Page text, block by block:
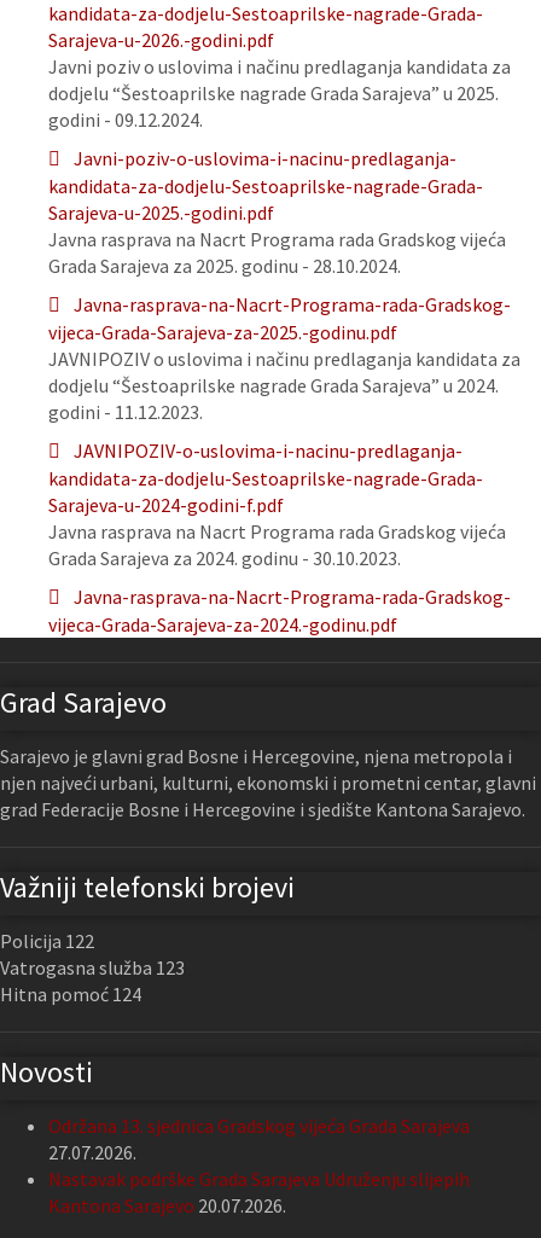
kandidata-za-dodjelu-Sestoaprilske-nagrade-Grada-
Sarajeva-u-2026.-godini.pdf
Javni poziv o uslovima i načinu predlaganja kandidata za
dodjelu “Šestoaprilske nagrade Grada Sarajeva” u 2025.
godini - 09.12.2024.
Javni-poziv-o-uslovima-i-nacinu-predlaganja-
kandidata-za-dodjelu-Sestoaprilske-nagrade-Grada-
Sarajeva-u-2025.-godini.pdf
Javna rasprava na Nacrt Programa rada Gradskog vijeća
Grada Sarajeva za 2025. godinu - 28.10.2024.
Javna-rasprava-na-Nacrt-Programa-rada-Gradskog-
vijeca-Grada-Sarajeva-za-2025.-godinu.pdf
JAVNIPOZIV o uslovima i načinu predlaganja kandidata za
dodjelu “Šestoaprilske nagrade Grada Sarajeva” u 2024.
godini - 11.12.2023.
JAVNIPOZIV-o-uslovima-i-nacinu-predlaganja-
kandidata-za-dodjelu-Sestoaprilske-nagrade-Grada-
Sarajeva-u-2024-godini-f.pdf
Javna rasprava na Nacrt Programa rada Gradskog vijeća
Grada Sarajeva za 2024. godinu - 30.10.2023.
Javna-rasprava-na-Nacrt-Programa-rada-Gradskog-
vijeca-Grada-Sarajeva-za-2024.-godinu.pdf
Grad Sarajevo
Sarajevo je glavni grad Bosne i Hercegovine, njena metropola i
njen najveći urbani, kulturni, ekonomski i prometni centar, glavni
grad Federacije Bosne i Hercegovine i sjedište Kantona Sarajevo.
Važniji telefonski brojevi
Policija 122
Vatrogasna služba 123
Hitna pomoć 124
Novosti
Održana 13. sjednica Gradskog vijeća Grada Sarajeva
27.07.2026.
Nastavak podrške Grada Sarajeva Udruženju slijepih
Kantona Sarajevo 20.07.2026.